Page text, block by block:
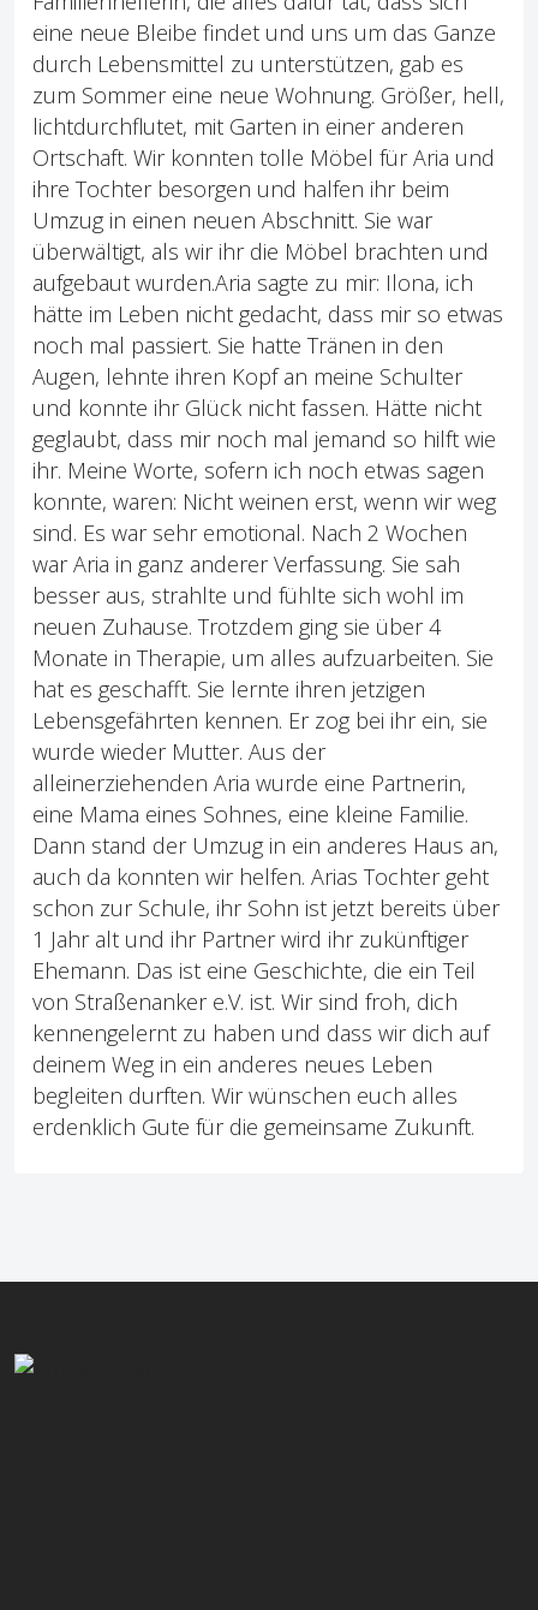
eine neue Bleibe findet und uns um das Ganze
durch Lebensmittel zu unterstützen, gab es
zum Sommer eine neue Wohnung. Größer, hell,
lichtdurchflutet, mit Garten in einer anderen
Ortschaft. Wir konnten tolle Möbel für Aria und
ihre Tochter besorgen und halfen ihr beim
Umzug in einen neuen Abschnitt. Sie war
überwältigt, als wir ihr die Möbel brachten und
aufgebaut wurden.Aria sagte zu mir: Ilona, ich
hätte im Leben nicht gedacht, dass mir so etwas
noch mal passiert. Sie hatte Tränen in den
Augen, lehnte ihren Kopf an meine Schulter
und konnte ihr Glück nicht fassen. Hätte nicht
geglaubt, dass mir noch mal jemand so hilft wie
ihr. Meine Worte, sofern ich noch etwas sagen
konnte, waren: Nicht weinen erst, wenn wir weg
sind. Es war sehr emotional. Nach 2 Wochen
war Aria in ganz anderer Verfassung. Sie sah
besser aus, strahlte und fühlte sich wohl im
neuen Zuhause. Trotzdem ging sie über 4
Monate in Therapie, um alles aufzuarbeiten. Sie
hat es geschafft. Sie lernte ihren jetzigen
Lebensgefährten kennen. Er zog bei ihr ein, sie
wurde wieder Mutter. Aus der
alleinerziehenden Aria wurde eine Partnerin,
eine Mama eines Sohnes, eine kleine Familie.
Dann stand der Umzug in ein anderes Haus an,
auch da konnten wir helfen. Arias Tochter geht
schon zur Schule, ihr Sohn ist jetzt bereits über
1 Jahr alt und ihr Partner wird ihr zukünftiger
Ehemann. Das ist eine Geschichte, die ein Teil
von Straßenanker e.V. ist. Wir sind froh, dich
kennengelernt zu haben und dass wir dich auf
deinem Weg in ein anderes neues Leben
begleiten durften. Wir wünschen euch alles
erdenklich Gute für die gemeinsame Zukunft.